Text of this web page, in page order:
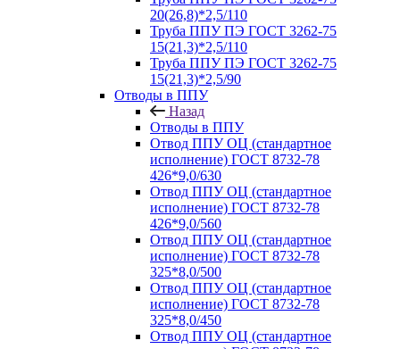
20(26,8)*2,5/110
Труба ППУ ПЭ ГОСТ 3262-75
15(21,3)*2,5/110
Труба ППУ ПЭ ГОСТ 3262-75
15(21,3)*2,5/90
Отводы в ППУ
Назад
Отводы в ППУ
Отвод ППУ ОЦ (стандартное
исполнение) ГОСТ 8732-78
426*9,0/630
Отвод ППУ ОЦ (стандартное
исполнение) ГОСТ 8732-78
426*9,0/560
Отвод ППУ ОЦ (стандартное
исполнение) ГОСТ 8732-78
325*8,0/500
Отвод ППУ ОЦ (стандартное
исполнение) ГОСТ 8732-78
325*8,0/450
Отвод ППУ ОЦ (стандартное